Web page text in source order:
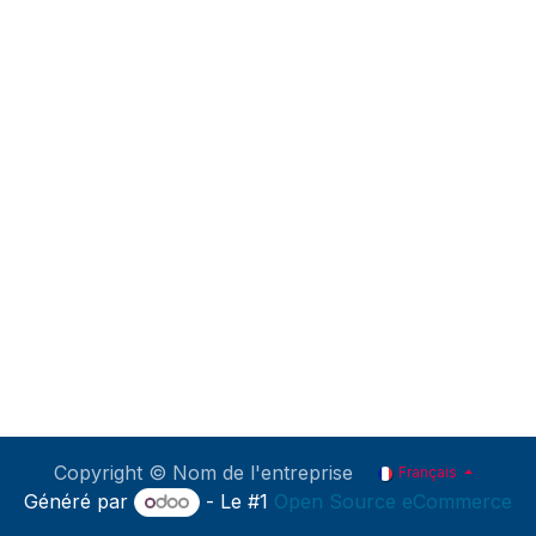
Copyright © Nom de l'entreprise Français
Généré par - Le #1 Open Source eCommerce